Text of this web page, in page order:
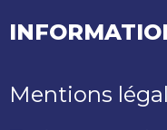
Mentions